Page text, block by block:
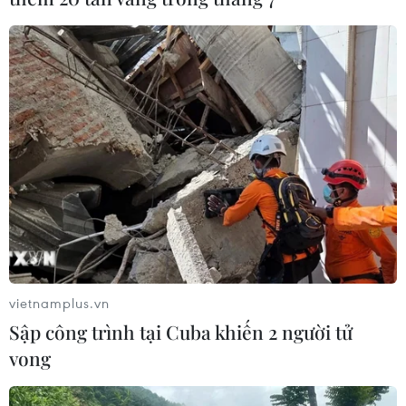
vietnamplus.vn
Sập công trình tại Cuba khiến 2 người tử
vong